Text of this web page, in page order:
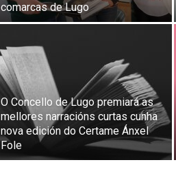
comarcas de Lugo
O Concello de Lugo premiará as
mellores narracións curtas cunha
nova edición do Certame Ánxel
Fole